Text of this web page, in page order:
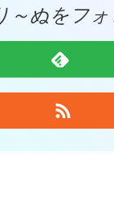
～ぬをフォ